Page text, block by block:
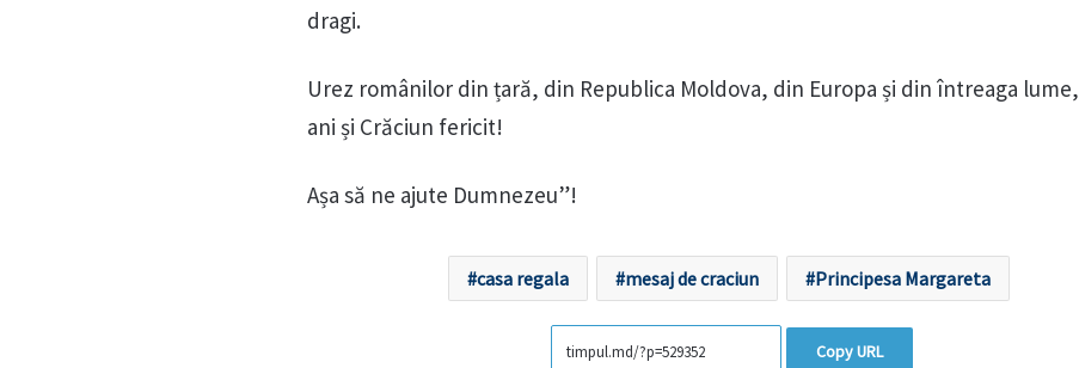
dragi.
Urez românilor din țară, din Republica Moldova, din Europa și din întreaga
ani și Crăciun fericit!
Așa să ne ajute Dumnezeu”!
casa regala mesaj de craciun Principesa Margareta
Copy URL